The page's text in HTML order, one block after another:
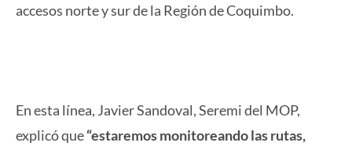
accesos norte y sur de la Región de Coquimbo.
En esta línea, Javier Sandoval, Seremi del MOP,
explicó que“estaremos monitoreando las rutas,